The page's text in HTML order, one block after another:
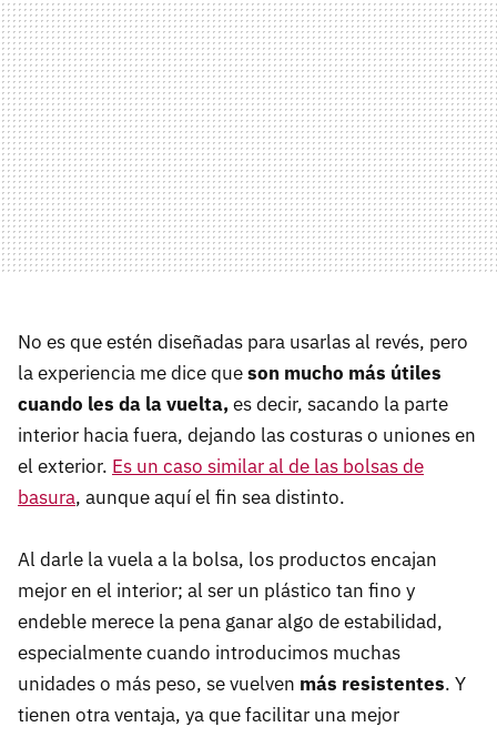
No es que estén diseñadas para usarlas al revés, pero
la experiencia me dice queson mucho más útiles
cuando les da la vuelta,es decir, sacando la parte
interior hacia fuera, dejando las costuras o uniones en
el exterior. Es un caso similar al de las bolsas de
basura, aunque aquí el fin sea distinto.
Al darle la vuela a la bolsa, los productos encajan
mejor en el interior; al ser un plástico tan fino y
endeble merece la pena ganar algo de estabilidad,
especialmente cuando introducimos muchas
unidades o más peso, se vuelven más resistentes. Y
tienen otra ventaja, ya que facilitar una mejor